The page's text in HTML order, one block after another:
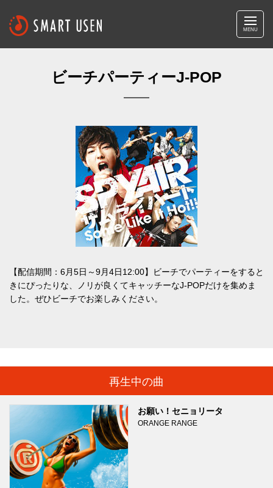
MENU
ビーチパーティーJ-POP
【配信期間：6月5日～9月4日12:00】ビーチでパーティーをすると
きにぴったりな、ノリが良くてキャッチーなJ-POPだけを集めま
した。ぜひビーチでお楽しみください。
再生中の曲
お願い！セニョリータ
ORANGE RANGE